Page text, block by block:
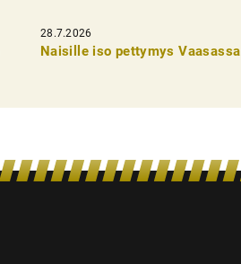
28.7.2026
Naisille iso pettymys Vaasassa